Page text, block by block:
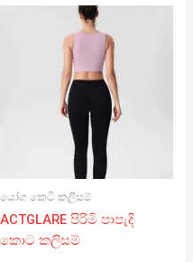
යෝග කෙටි කලිසම්
ACTGLARE පිරිමි පාපැදි
කොට කලිසම්